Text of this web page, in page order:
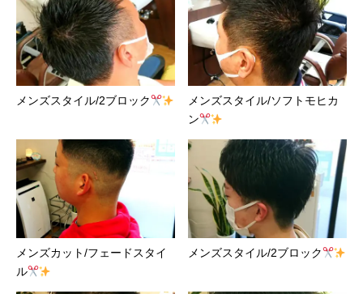
メンズスタイル/2ブロック
メンズスタイル/ソフトモヒカ
ン
メンズカット/フェードスタイ
ル
メンズスタイル/2ブロック